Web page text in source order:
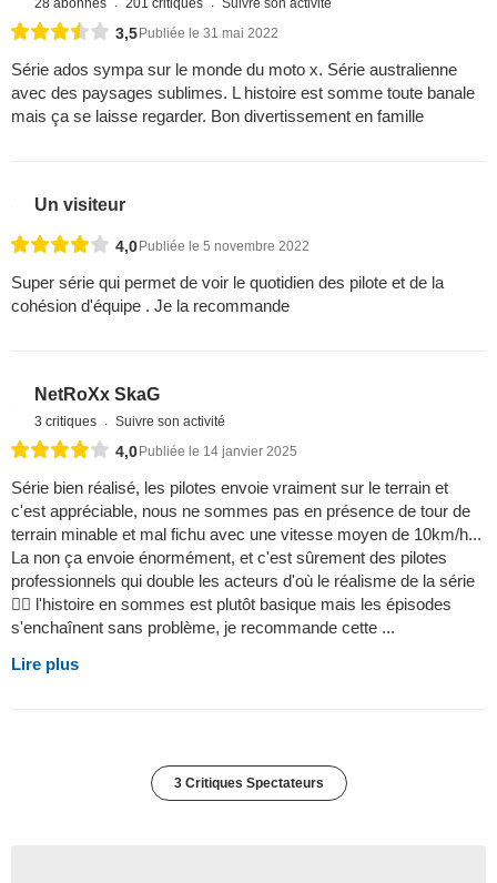
28 abonnés 201 critiques Suivre son activité
3,5 Publiée le 31 mai 2022
Série ados sympa sur le monde du moto x. Série australienne
avec des paysages sublimes. L histoire est somme toute banale
mais ça se laisse regarder. Bon divertissement en famille
Un visiteur
4,0 Publiée le 5 novembre 2022
Super série qui permet de voir le quotidien des pilote et de la
cohésion d'équipe . Je la recommande
NetRoXx SkaG
3 critiques Suivre son activité
4,0 Publiée le 14 janvier 2025
Série bien réalisé, les pilotes envoie vraiment sur le terrain et
c'est appréciable, nous ne sommes pas en présence de tour de
terrain minable et mal fichu avec une vitesse moyen de 10km/h...
La non ça envoie énormément, et c'est sûrement des pilotes
professionnels qui double les acteurs d'où le réalisme de la série
 l'histoire en sommes est plutôt basique mais les épisodes
s'enchaînent sans problème, je recommande cette ...
Lire plus
3 Critiques Spectateurs